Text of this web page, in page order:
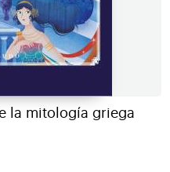
la mitología griega